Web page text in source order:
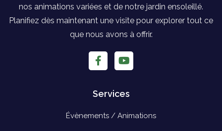
nos animations variées et de notre jardin ensoleillé.
Planifiez dès maintenant une visite pour explorer tout ce
que nous avons à offrir.
Services
Évènements / Animations